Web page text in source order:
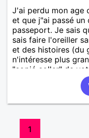
J'ai perdu mon age
et que j"ai passé un
passeport. Je sais
sais faire l'oreiller
et des histoires (du
n'intéresse plus
"copié coller" de
je peux cuisiner
mode "j'étais
la photo, le verre à
d'où mon
vend aussi un bout
1